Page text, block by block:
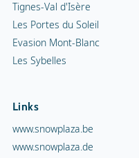
Evasion Mont-Blanc
Les Sybelles
www.snowplaza.de
www.snowplaza.co.uk
www.indebergen.be